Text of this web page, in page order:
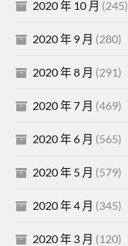
2020 年 10 月 (245)
2020 年 9 月 (280)
2020 年 8 月 (291)
2020 年 7 月 (469)
2020 年 6 月 (565)
2020 年 5 月 (579)
2020 年 4 月 (345)
2020 年 3 月 (120)